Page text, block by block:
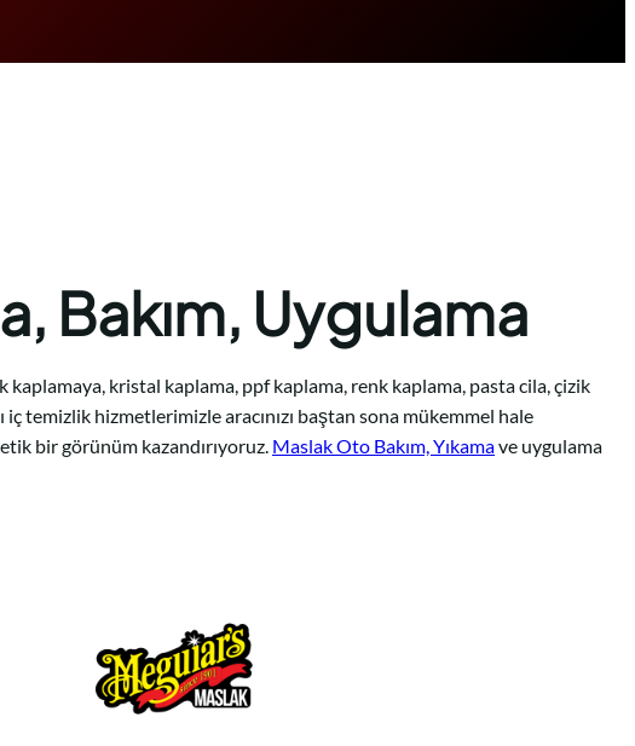
Bakım, Uygulama
kaplamaya, kristal kaplama, ppf kaplama, renk kaplama, pasta cila, çizik
temizlik hizmetlerimizle aracınızı baştan sona mükemmel hale
bir görünüm kazandırıyoruz. Maslak Oto Bakım, Yıkamave uygulama